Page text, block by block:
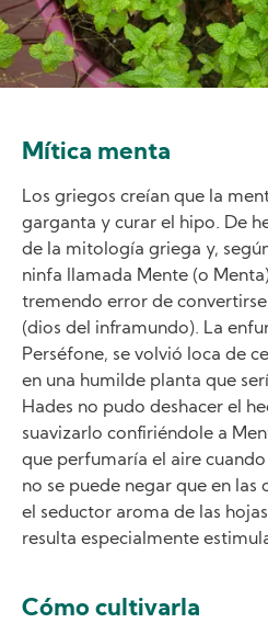
Mítica menta
Los griegos creían que la
garganta y curar el hipo. De
de la mitología griega y,
ninfa llamada Mente (o
tremendo error de
(dios del inframundo). La
Perséfone, se volvió loca de
en una humilde planta que
Hades no pudo deshacer el
suavizarlo confiriéndole a
que perfumaría el aire
no se puede negar que en las
el seductor aroma de las
resulta especialmente
Cómo cultivarla